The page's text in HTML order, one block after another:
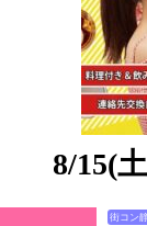
8/15(
街コン